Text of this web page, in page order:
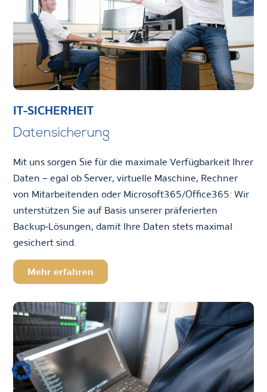
IT-SICHERHEIT
Datensicherung
Mit uns sorgen Sie für die maximale Verfügbarkeit Ihrer
Daten – egal ob Server, virtuelle Maschine, Rechner
von Mitarbeitenden oder Microsoft365/Office365: Wir
unterstützen Sie auf Basis unserer präferierten
Backup-Lösungen, damit Ihre Daten stets maximal
gesichert sind.
Mehr erfahren